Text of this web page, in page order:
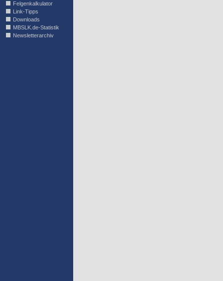
Felgenkalkulator
Link-Tipps
Downloads
MBSLK.de-Statistik
Newsletterarchiv